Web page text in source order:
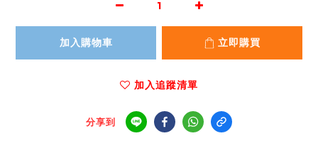
加入購物車 立即購買
加入追蹤清單
分享到